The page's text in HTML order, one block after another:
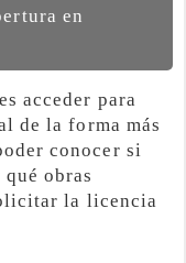
en
acceder para
de la forma más
conocer si
obras
la licencia